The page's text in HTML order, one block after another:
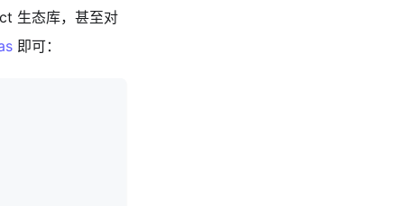
生态库，甚至对
即可：